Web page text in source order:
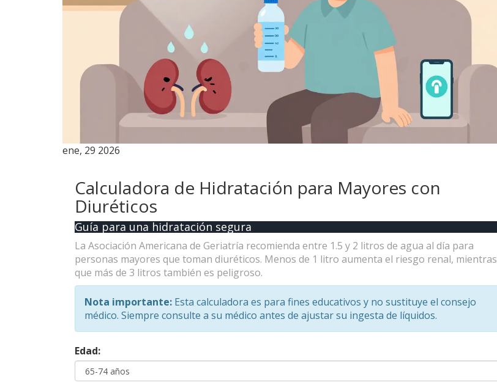
ene, 29 2026
Calculadora de Hidratación para Mayores con
Diuréticos
Guía para una hidratación segura
La Asociación Americana de Geriatría recomienda entre 1.5 y 2 litros de agua al día para
personas mayores que toman diuréticos. Menos de 1 litro aumenta el riesgo renal, mientras
que más de 3 litros también es peligroso.
Nota importante: Esta calculadora es para fines educativos y no sustituye el consejo
médico. Siempre consulte a su médico antes de ajustar su ingesta de líquidos.
Edad: